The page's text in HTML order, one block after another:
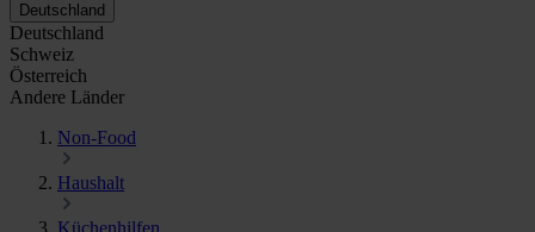
Deutschland
Deutschland
Schweiz
Österreich
Andere Länder
Non-Food
Haushalt
Küchenhilfen